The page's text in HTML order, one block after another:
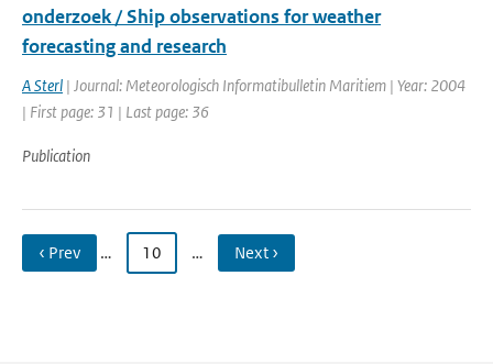
onderzoek / Ship observations for weather
forecasting and research
A Sterl | Journal: Meteorologisch Informatibulletin Maritiem | Year: 2004
| First page: 31 | Last page: 36
Publication
‹ Prev … 10 … Next ›